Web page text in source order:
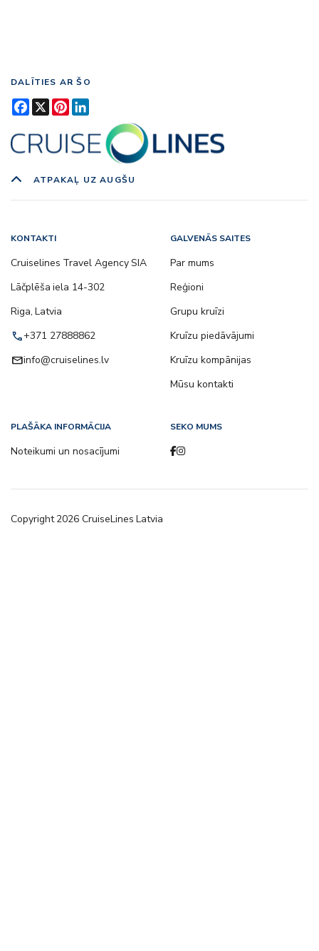
DALĪTIES AR ŠO
Facebook
X Pinterest
ATPAKAĻ UZ AUGŠU
KONTAKTI
Cruiselines Travel Agency SIA
Lāčplēša iela 14-302
Riga, Latvia
call+371 27888862
emailinfo@cruiselines.lv
GALVENĀS SAITES
Par mums
Reģioni
Grupu kruīzi
Kruīzu piedāvājumi
Kruīzu kompānijas
Mūsu kontakti
PLAŠĀKA INFORMĀCIJA
Noteikumi un nosacījumi
SEKO MUMS
Copyright2026 CruiseLines Latvia